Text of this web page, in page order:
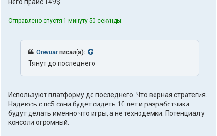
ы
ь
о
в
е
л
я
t
него прайс 149$.
Отправлено спустя 1 минуту 50 секунды:
Orevuarписал(а):
Тянут до последнего
Используют платформу до последнего. Что верная стратегия.
Надеюсь с пс5 сони будет сидеть 10 лет и разработчики
будут делать именно что игры, а не технодемки. Потенциал у
консоли огромный.